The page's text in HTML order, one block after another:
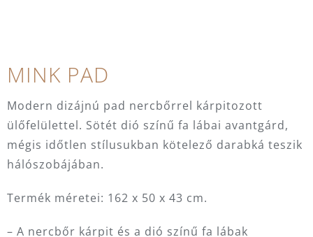
MINK PAD
Modern dizájnú pad nercbőrrel kárpitozott
ülőfelülettel. Sötét dió színű fa lábai avantgárd,
mégis időtlen stílusukban kötelező darabká teszik
hálószobájában.
Termék méretei: 162 x 50 x 43 cm.
– A nercbőr kárpit és a dió színű fa lábak